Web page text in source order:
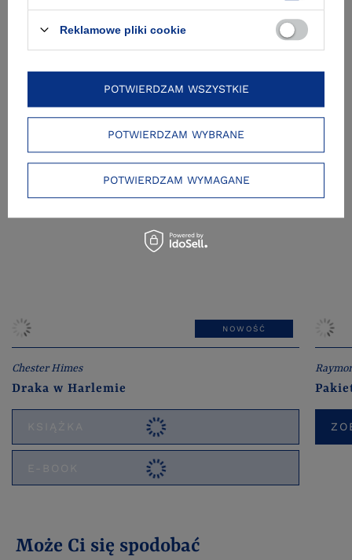
Zobacz też
NOWOŚĆ
Chester Himes
Draka w Harlemie
KSIĄŻKA
E-BOOK
Może Ci się spodobać
Reklamowe pliki cookie
POTWIERDZAM WYBRANE
POTWIERDZAM WYMAGANE
POTWIERDZAM WSZYSTKIE